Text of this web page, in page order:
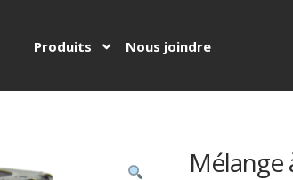
Produits Nous joindre
Mélange